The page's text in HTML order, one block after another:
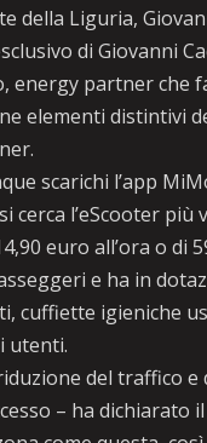
della Liguria,
di Giovanni
partner che
elementi distintivi
scarichi l’app
cerca l’eScooter
euro all’ora o di
e ha in
cuffiette igieniche
utenti.
del traffico
– ha